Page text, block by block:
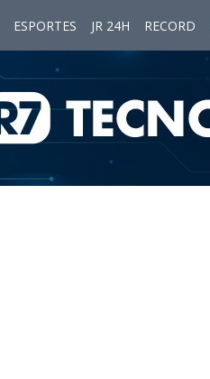
ESPORTES JR 24H RECORD